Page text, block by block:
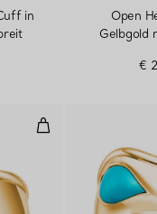
in
Open
Gelbgold
€
Kleiner Bone